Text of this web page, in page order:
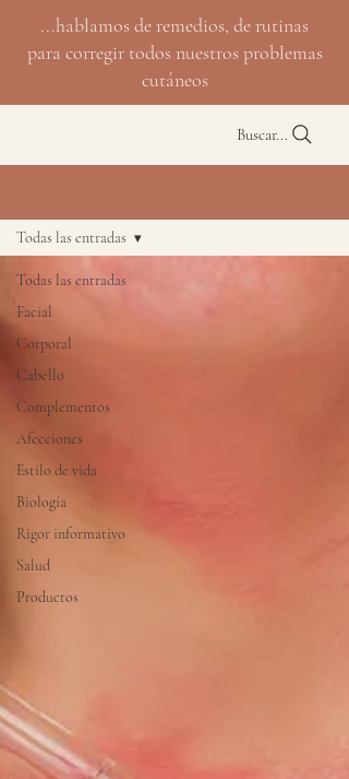
...hablamos de remedios, de rutinas
para corregir todos nuestros problemas
cutáneos
Buscar...
Todas las entradas
Facial
Corporal
Cabello
Complementos
Afecciones
Estilo de vida
Biología
Rigor informativo
Salud
Productos
Todas las entradas